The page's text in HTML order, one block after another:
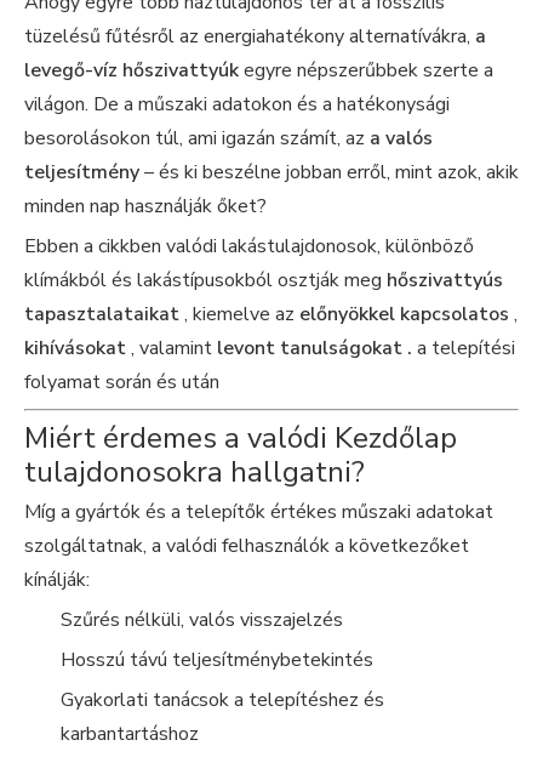
tüzelésű fűtésről az energiahatékony alternatívákra, a
levegő-víz hőszivattyúkegyre népszerűbbek szerte a
világon. De a műszaki adatokon és a hatékonysági
besorolásokon túl, ami igazán számít, az a valós
teljesítmény– és ki beszélne jobban erről, mint azok, akik
minden nap használják őket?
Ebben a cikkben valódi lakástulajdonosok, különböző
klímákból és lakástípusokból osztják meg hőszivattyús
tapasztalataikat, kiemelve az előnyökkel kapcsolatos ,
kihívásokat, valamint levont tanulságokat . a telepítési
folyamat során és után
Miért érdemes a valódi Kezdőlap
tulajdonosokra hallgatni?
Míg a gyártók és a telepítők értékes műszaki adatokat
szolgáltatnak, a valódi felhasználók a következőket
kínálják:
Szűrés nélküli, valós visszajelzés
Hosszú távú teljesítménybetekintés
Gyakorlati tanácsok a telepítéshez és
karbantartáshoz